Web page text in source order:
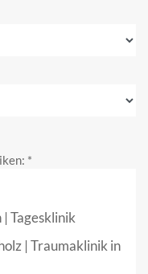
*
Tagesklinik
| Traumaklinik in